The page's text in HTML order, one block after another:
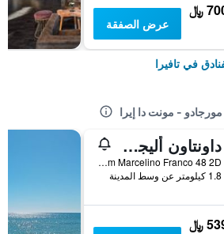
﷼
عرض الصفقة
في تافيرا
- مونت دا إيرا
داونتاون أليجريا بي آند بي
Rua Dom Marcelino Franco 48 2D, تافيرا, منطقة فارو, البرتغال
1.8 كيلومتر عن وسط المدينة
﷼